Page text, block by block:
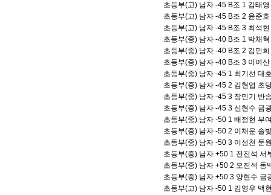
초등부(고) 남자 -45 B조 1 김태
초등부(고) 남자 -45 B조 2 윤준
초등부(고) 남자 -45 B조 3 최석
초등부(중) 남자 -40 B조 1 박채
초등부(중) 남자 -40 B조 2 김민
초등부(중) 남자 -40 B조 3 이여
초등부(중) 남자 -45 1 최기선 대
초등부(중) 남자 -45 2 김현엽 초
초등부(중) 남자 -45 3 장민기 반
초등부(중) 남자 -45 3 신현수 금
초등부(중) 남자 -50 1 배정현 부
초등부(중) 남자 -50 2 이채운 솔
초등부(중) 남자 -50 3 이성천 둔
초등부(중) 남자 +50 1 전진석 서
초등부(중) 남자 +50 2 오진석 동
초등부(중) 남자 +50 3 양현수 금
초등부(고) 남자 -50 1 김영우 백